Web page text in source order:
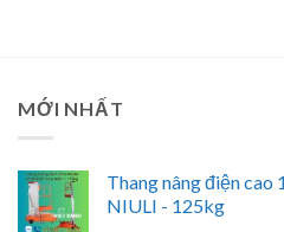
MỚI NHẤT
Thang nâng điện
NIULI - 125kg